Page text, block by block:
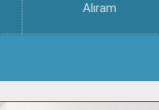
Alıram